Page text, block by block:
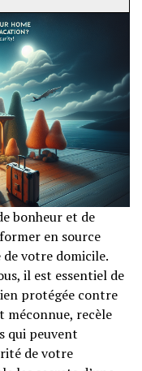
bonheur et de
en source
votre domicile.
il est essentiel de
protégée contre
méconnue, recèle
qui peuvent
de votre